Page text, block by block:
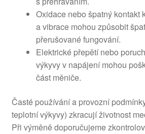
Oxidace nebo špatný kontakt
a vibrace mohou způsobit
přerušované fungování.
Elektrické přepětí nebo
výkyvy v napájení mohou
část měniče.
Časté používání a provozní
teplotní výkyvy) zkracují životnost
Při výměně doporučujeme